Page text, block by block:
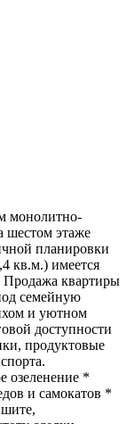
монолитно-
шестом этаже
планировки
кв.м.) имеется
квартиры
семейную
и уютном
доступности
продуктовые
озеленение *
и самокатов *